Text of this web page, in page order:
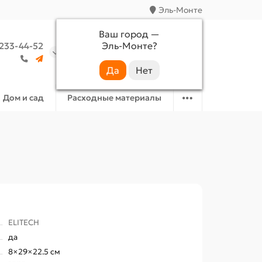
Эль-Монте
Ваш город —
Эль-Монте?
44-52
Аккаунт Избранное
Дом и сад Расходные материалы
ELITECH
да
8×29×22.5 см